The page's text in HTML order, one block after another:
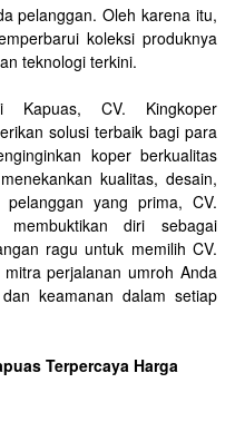
pelanggan. Oleh karena itu,
koleksi produknya
teknologi terkini.
Kapuas, CV. Kingkoper
solusi terbaik bagi para
koper berkualitas
kualitas, desain,
yang prima, CV.
membuktikan diri sebagai
ragu untuk memilih CV.
perjalanan umroh Anda
keamanan dalam setiap
Terpercaya Harga